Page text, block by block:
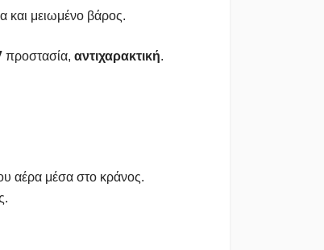
και μειωμένο βάρος.
προστασία, αντιχαρακτική.
αέρα μέσα στο κράνος.